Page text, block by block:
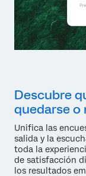
Descubre
quedarse o
Unifica las
salida y la
toda la
de satisfacción
los resultados